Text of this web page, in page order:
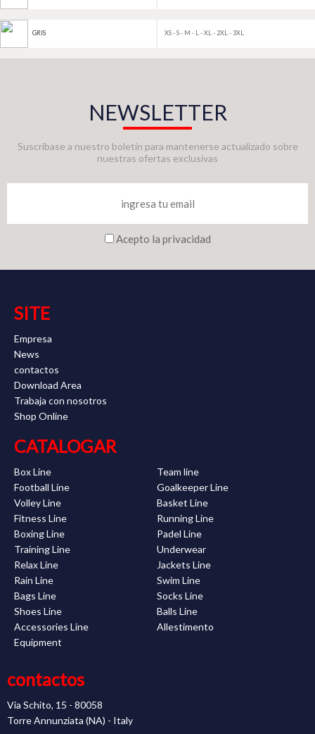
GRIS XS - S - M - L - XL - 2XL - 3XL
NEWSLETTER
Suscríbase a nuestro boletín para mantenerse actualizado sobre
nuestras ofertas exclusivas
Acepto la privacidad
SITE
Empresa
News
contactos
Download Area
Trabaja con nosotros
Shop Online
CATALOGAR
Box Line
Team line
Football Line
Goalkeeper Line
Volley Line
Basket Line
Fitness Line
Running Line
Boxing Line
Padel Line
Training Line
Underwear
Relax Line
Jackets Line
Rain Line
Swim Line
Bags Line
Socks Line
Shoes Line
Balls Line
Accessories Line
Allestimento
Equipment
contactos
Via Schito, 15 - 80058
Torre Annunziata (NA) - Italy